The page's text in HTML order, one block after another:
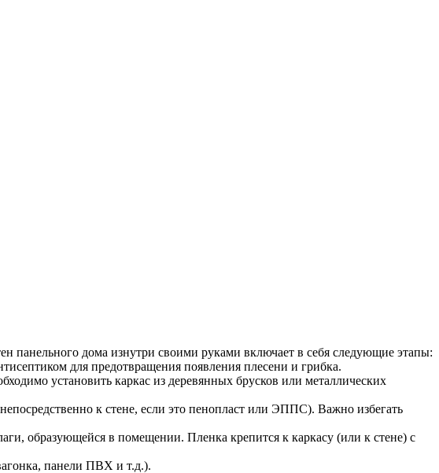
панельного дома изнутри своими руками включает в себя следующие этапы:
для предотвращения появления плесени и грибка.
установить каркас из деревянных брусков или металлических
к стене, если это пенопласт или ЭППС). Важно избегать
образующейся в помещении. Пленка крепится к каркасу (или к стене) с
панели ПВХ и т.д.).